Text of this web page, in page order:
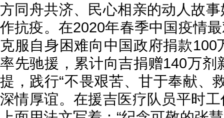
方同舟共济、民心相亲的动人故
作抗疫。在2020年春季中国疫情
克服自身困难向中国政府捐款
率先驰援，累计向吉捐赠140万
提，践行“不畏艰苦、甘于奉献、
深情厚谊。在援吉医疗队员平时